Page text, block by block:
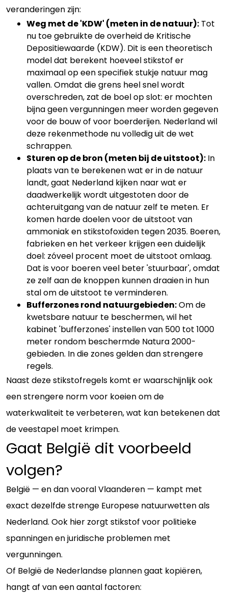
veranderingen zijn:
Weg met de 'KDW' (meten in de natuur): Tot
nu toe gebruikte de overheid de Kritische
Depositiewaarde (KDW). Dit is een theoretisch
model dat berekent hoeveel stikstof er
maximaal op een specifiek stukje natuur mag
vallen. Omdat die grens heel snel wordt
overschreden, zat de boel op slot: er mochten
bijna geen vergunningen meer worden gegeven
voor de bouw of voor boerderijen. Nederland wil
deze rekenmethode nu volledig uit de wet
schrappen.
Sturen op de bron (meten bij de uitstoot): In
plaats van te berekenen wat er in de natuur
landt, gaat Nederland kijken naar wat er
daadwerkelijk wordt uitgestoten door de
achteruitgang van de natuur zelf te meten. Er
komen harde doelen voor de uitstoot van
ammoniak en stikstofoxiden tegen 2035. Boeren,
fabrieken en het verkeer krijgen een duidelijk
doel: zóveel procent moet de uitstoot omlaag.
Dat is voor boeren veel beter 'stuurbaar', omdat
ze zelf aan de knoppen kunnen draaien in hun
stal om de uitstoot te verminderen.
Bufferzones rond natuurgebieden:Om de
kwetsbare natuur te beschermen, wil het
kabinet 'bufferzones' instellen van 500 tot 1000
meter rondom beschermde Natura 2000-
gebieden. In die zones gelden dan strengere
regels.
Naast deze stikstofregels komt er waarschijnlijk ook
een strengere norm voor koeien om de
waterkwaliteit te verbeteren, wat kan betekenen dat
de veestapel moet krimpen.
Gaat België dit voorbeeld
volgen?
België — en dan vooral Vlaanderen — kampt met
exact dezelfde strenge Europese natuurwetten als
Nederland. Ook hier zorgt stikstof voor politieke
spanningen en juridische problemen met
vergunningen.
Of België de Nederlandse plannen gaat kopiëren,
hangt af van een aantal factoren: